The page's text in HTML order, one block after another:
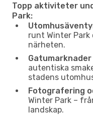
Topp aktiviteter
Park:
runt Winter
närheten.
autentiska
stadens
Fotografering
Winter Park –
landskap.